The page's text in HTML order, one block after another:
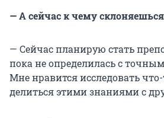
— А сейчас к чему
— Сейчас планирую стать
пока не определилась с
Мне нравится исследовать
делиться этими знаниями с